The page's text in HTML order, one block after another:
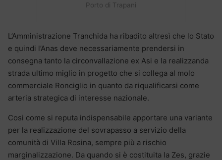
Porto di Trapani
L’Amministrazione Tranchida ha ribadito altresì che lo Stato
e quindi l’Anas deve necessariamente prendersi in
consegna tanto la circonvallazione ex Asi e la realizzanda
strada ultimo miglio in progetto che si collega al molo
commerciale Ronciglio in quanto da riqualificarsi come
arteria strategica di interesse nazionale.
Cosi come si reputa indispensabile apportare una variante
per la realizzazione del sovrapasso a servizio della
comunità di Villa Rosina, sempre più a rischio
marginalizzazione. Da quando si è costituita la Zes, grazie